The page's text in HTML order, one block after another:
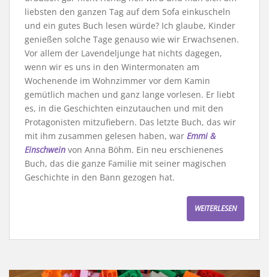
liebsten den ganzen Tag auf dem Sofa einkuscheln
und ein gutes Buch lesen würde? Ich glaube, Kinder
genießen solche Tage genauso wie wir Erwachsenen.
Vor allem der Lavendeljunge hat nichts dagegen,
wenn wir es uns in den Wintermonaten am
Wochenende im Wohnzimmer vor dem Kamin
gemütlich machen und ganz lange vorlesen. Er liebt
es, in die Geschichten einzutauchen und mit den
Protagonisten mitzufiebern. Das letzte Buch, das wir
mit ihm zusammen gelesen haben, war Emmi &
Einschwein von Anna Böhm. Ein neu erschienenes
Buch, das die ganze Familie mit seiner magischen
Geschichte in den Bann gezogen hat.
WEITERLESEN